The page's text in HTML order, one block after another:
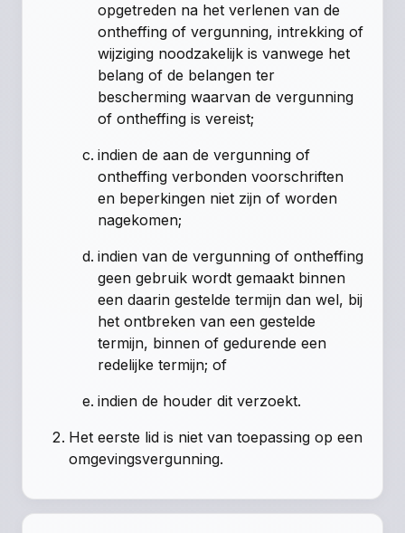
opgetreden na het verlenen van de
ontheffing of vergunning, intrekking of
wijziging noodzakelijk is vanwege het
belang of de belangen ter
bescherming waarvan de vergunning
of ontheffing is vereist;
indien de aan de vergunning of
ontheffing verbonden voorschriften
en beperkingen niet zijn of worden
nagekomen;
indien van de vergunning of ontheffing
geen gebruik wordt gemaakt binnen
een daarin gestelde termijn dan wel, bij
het ontbreken van een gestelde
termijn, binnen of gedurende een
redelijke termijn; of
indien de houder dit verzoekt.
Het eerste lid is niet van toepassing op een
omgevingsvergunning.